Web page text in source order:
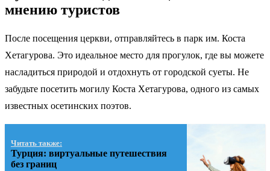
мнению туристов
После посещения церкви, отправляйтесь в парк им. Коста
Хетагурова. Это идеальное место для прогулок, где вы можете
насладиться природой и отдохнуть от городской суеты. Не
забудьте посетить могилу Коста Хетагурова, одного из самых
известных осетинских поэтов.
Читать также:
Турция: виртуальные путешествия
без границ